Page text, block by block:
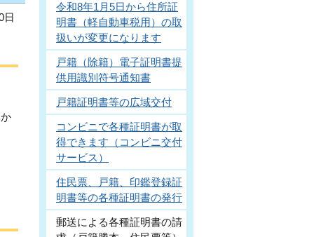
日
令和8年1月5日から住所証
明書（軽自動車税用）の取
扱いが変更になります
戸籍（除籍）電子証明書提
供用識別符号通知書
戸籍証明書等の広域交付
コンビニで各種証明書が取
得できます（コンビニ交付
サービス）
住民票、戸籍、印鑑登録証
明書等の各種証明書の発行
郵送による各種証明書の請